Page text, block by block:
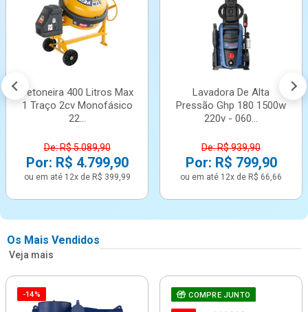
Betoneira 400 Litros Max
1 Traço 2cv Monofásico
22...
De: R$ 5.089,90
Por: R$ 4.799,90
ou em até 12x de R$ 399,99
Lavadora De Alta
Pressão Ghp 180 1500w
220v - 060...
De: R$ 939,90
Por: R$ 799,90
ou em até 12x de R$ 66,66
Os Mais Vendidos
Veja mais
-14% COMPRE JUNTO